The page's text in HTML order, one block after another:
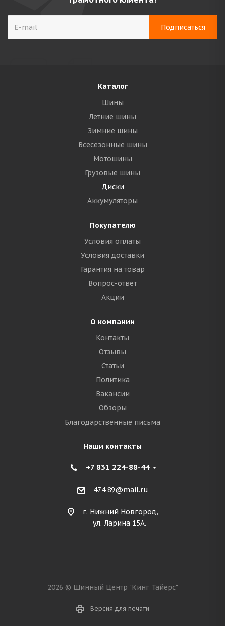
Каталог
Шины
Летние шины
Зимние шины
Всесезонные шины
Мотошины
Грузовые шины
Диски
Аккумуляторы
Покупателю
Условия оплаты
Условия доставки
Гарантия на товар
Вопрос-ответ
Акции
О компании
Контакты
Отзывы
Статьи
Политика
Вакансии
Обзоры
Благодарственные письма
Наши контакты
+7 831 224-88-44
474.89@mail.ru
г. Нижний Новгород,
ул. Ларина 15А.
2026 © Шинный Центр "Кинг Тайерс"
Версия для печати